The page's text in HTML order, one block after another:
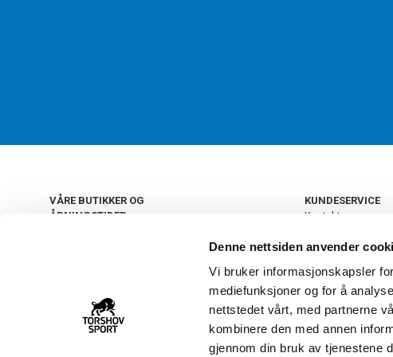
Denne nettsiden anvender
Vi bruker informasjonskapsler
mediefunksjoner og for å
nettstedet vårt, med partnerne
kombinere den med annen
gjennom din bruk av tjenestene
VÅRE BUTIKKER OG
ÅPNINGSTIDER
22 09 20 20
KUNDESERVICE
Kontakt oss
Retur og bytte
Personvern
Frakt og levering
Ledige stillinger
FAQ - Ofte stilte
Åpenhetsloven